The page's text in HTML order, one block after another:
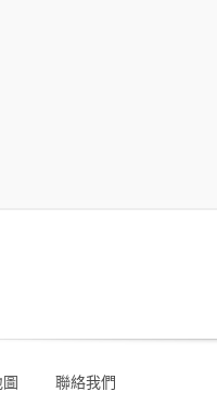
聯絡我們